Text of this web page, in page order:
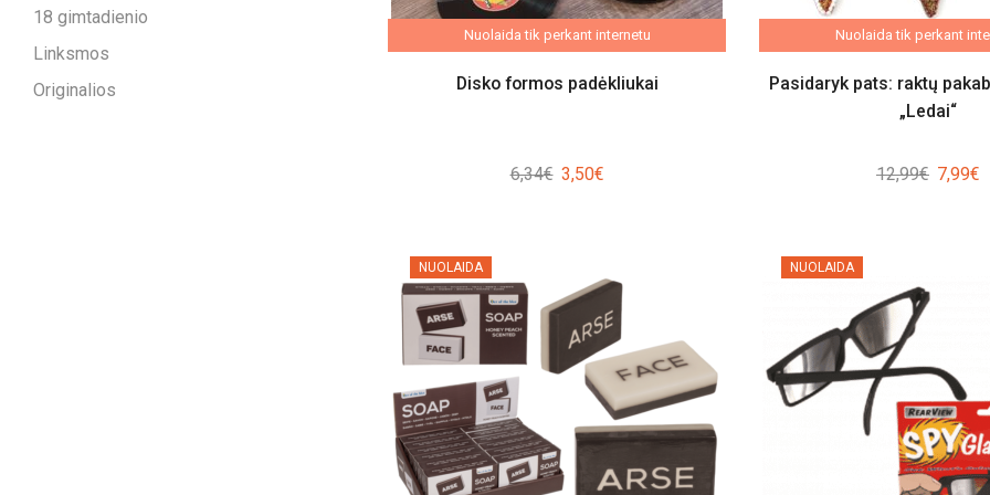
Nuolaida tik perkant internetu
Disko formos padėkliukai
6,34€ Original
3,50€Current
Nuolaida tik perkant
Pasidaryk pats: raktų
„Ledai“
12,99€ Original
7,99€
NUOLAIDA NUOLAIDA
18 gimtadienio
Linksmos
Originalios